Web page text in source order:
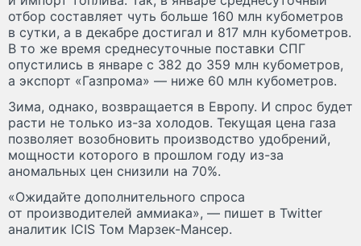
отбор составляет чуть больше 160 млн кубометров
в сутки, а в декабре достигал и 817 млн кубометров.
В то же время среднесуточные поставки СПГ
опустились в январе с 382 до 359 млн кубометров,
а экспорт «Газпрома» — ниже 60 млн кубометров.
Зима, однако, возвращается в Европу. И спрос будет
расти не только из-за холодов. Текущая цена газа
позволяет возобновить производство удобрений,
мощности которого в прошлом году из-за
аномальных цен снизили на 70%.
«Ожидайте дополнительного спроса
от производителей аммиака», — пишет в Twitter
аналитик ICIS Том Марзек-Мансер.